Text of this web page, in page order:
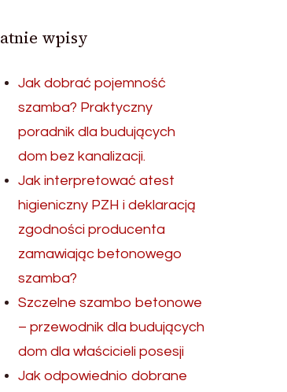
wpisy
Jak dobrać pojemność
szamba? Praktyczny
poradnik dla budujących
dom bez kanalizacji.
Jak interpretować atest
higieniczny PZH i deklaracją
zgodności producenta
zamawiając betonowego
szamba?
Szczelne szambo betonowe
– przewodnik dla budujących
dom dla właścicieli posesji
Jak odpowiednio dobrane